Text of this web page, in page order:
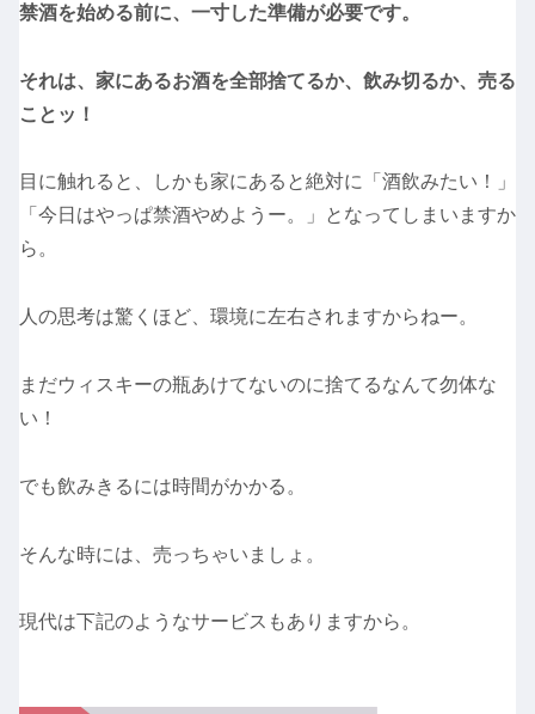
禁酒を始める前に、一寸した準備が必要です。
それは、家にあるお酒を全部捨てるか、飲み切るか、売る
ことッ！
目に触れると、しかも家にあると絶対に「酒飲みたい！」
「今日はやっぱ禁酒やめようー。」となってしまいますか
ら。
人の思考は驚くほど、環境に左右されますからねー。
まだウィスキーの瓶あけてないのに捨てるなんて勿体な
い！
でも飲みきるには時間がかかる。
そんな時には、売っちゃいましょ。
現代は下記のようなサービスもありますから。